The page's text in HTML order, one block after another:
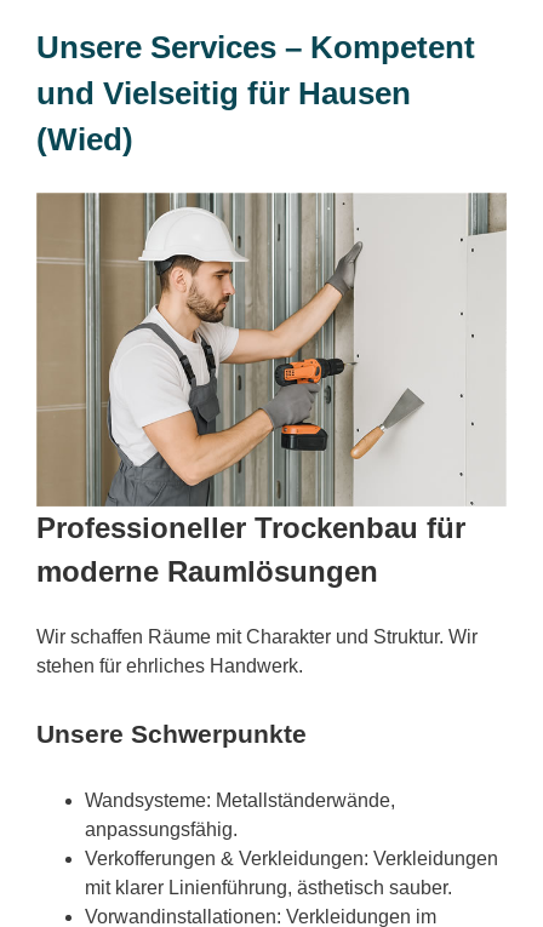
Unsere Services – Kompetent
und Vielseitig für Hausen
(Wied)
Professioneller Trockenbau für
moderne Raumlösungen
Wir schaffen Räume mit Charakter und Struktur. Wir
stehen für ehrliches Handwerk.
Unsere Schwerpunkte
Wandsysteme: Metallständerwände,
anpassungsfähig.
Verkofferungen & Verkleidungen: Verkleidungen
mit klarer Linienführung, ästhetisch sauber.
Vorwandinstallationen: Verkleidungen im